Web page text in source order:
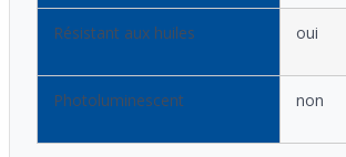
Résistant aux huiles oui
Photoluminescent non